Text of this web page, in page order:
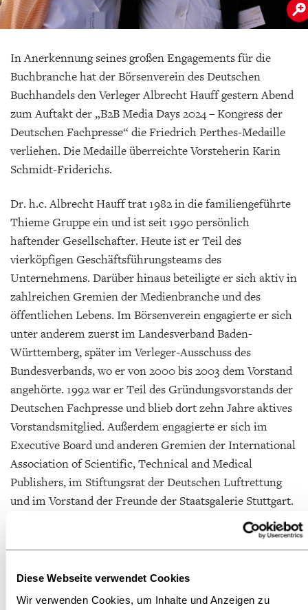
Diese Webseite verwendet Cookies
Wir verwenden Cookies, um Inhalte und Anzeigen zu
In Anerkennung seines großen Engagements für die
Buchbranche hat der Börsenverein des Deutschen
Buchhandels den Verleger Albrecht Hauff gestern Abend
zum Auftakt der „B2B Media Days 2024 – Kongress der
Deutschen Fachpresse“ die Friedrich Perthes-Medaille
verliehen. Die Medaille überreichte Vorsteherin Karin
Schmidt-Friderichs.
Dr. h.c. Albrecht Hauff trat 1982 in die familiengeführte
Thieme Gruppe ein und ist seit 1990 persönlich
haftender Gesellschafter. Heute ist er Teil des
vierköpfigen Geschäftsführungsteams des
Unternehmens. Darüber hinaus beteiligte er sich aktiv in
zahlreichen Gremien der Medienbranche und des
öffentlichen Lebens. Im Börsenverein engagierte er sich
unter anderem zuerst im Landesverband Baden-
Württemberg, später im Verleger-Ausschuss des
Bundesverbands, wo er von 2000 bis 2003 dem Vorstand
angehörte. 1992 war er Teil des Gründungsvorstands der
Deutschen Fachpresse und blieb dort zehn Jahre aktives
Vorstandsmitglied. Außerdem engagierte er sich im
Executive Board und anderen Gremien der International
Association of Scientific, Technical and Medical
Publishers, im Stiftungsrat der Deutschen Luftrettung
und im Vorstand der Freunde der Staatsgalerie Stuttgart.
„Zu Albrecht Hauffs Verantwortungsbegriff gehören
auch karitatives Engagement und das ehrenamtliche
Engagement in zahlreichen Gremien. Für den